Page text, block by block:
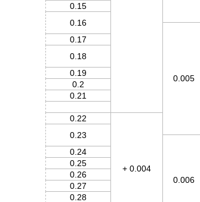
0.15
0.16
0.005
0.17
0.18
0.19
0.2
0.21
0.22
+ 0.004
0.23
0.006
0.24
0.25
0.26
0.27
0.28